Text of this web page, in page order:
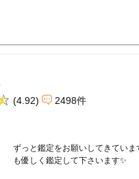
(4.92) 2498件
ずっと鑑定をお願いしてきてい
も優しく鑑定して下さいます✨